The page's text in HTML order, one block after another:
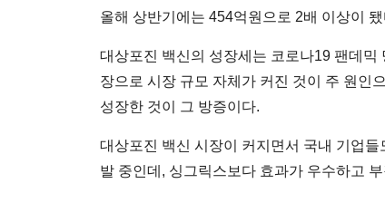
올해 상반기에는 454억원으로 2배 이상이
대상포진 백신의 성장세는 코로나19 팬데
장으로 시장 규모 자체가 커진 것이 주 원인
성장한 것이 그 방증이다.
대상포진 백신 시장이 커지면서 국내 기업
발 중인데, 싱그릭스보다 효과가 우수하고